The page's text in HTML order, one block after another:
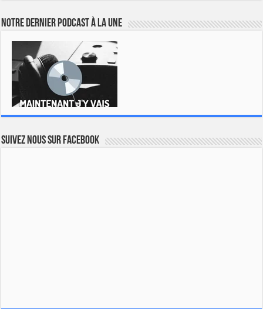
Notre dernier podcast à la une
Suivez nous sur Facebook